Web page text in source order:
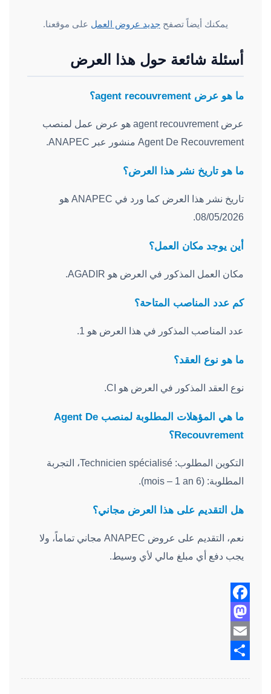
يمكنك أيضاً تصفح جديد عروض العمل على موقعنا.
أسئلة شائعة حول هذا العرض
ما هو عرض agent recouvrement؟
عرض agent recouvrement هو عرض عمل لمنصب
Agent De Recouvrement منشور عبر ANAPEC.
ما هو تاريخ نشر هذا العرض؟
تاريخ نشر هذا العرض كما ورد في ANAPEC هو
08/05/2026.
أين يوجد مكان العمل؟
مكان العمل المذكور في العرض هو AGADIR.
كم عدد المناصب المتاحة؟
عدد المناصب المذكور في هذا العرض هو 1.
ما هو نوع العقد؟
نوع العقد المذكور في العرض هو CI.
ما هي المؤهلات المطلوبة لمنصب Agent De
Recouvrement؟
التكوين المطلوب: Technicien spécialisé، التجربة
المطلوبة: (6 mois – 1 an).
هل التقديم على هذا العرض مجاني؟
نعم، التقديم على عروض ANAPEC مجاني تماماً، ولا
يجب دفع أي مبلغ مالي لأي وسيط.
Facebook
Mastodon
Email